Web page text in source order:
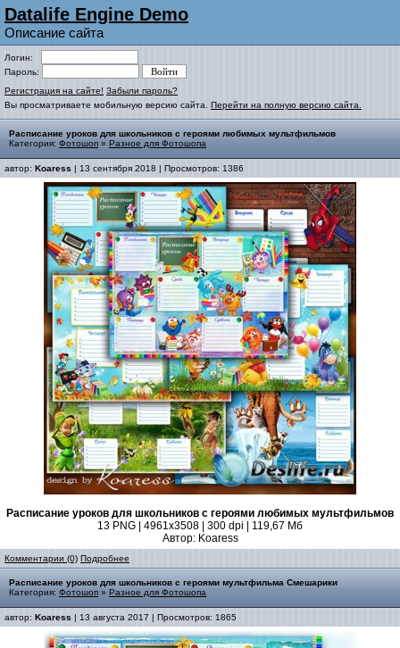
Datalife Engine Demo
Описание сайта
Логин:
Пароль:
Регистрация на сайте! Забыли пароль?
Вы просматриваете мобильную версию сайта. Перейти на полную версию сайта.
Расписание уроков для школьников с героями любимых мультфильмов
Категория: Фотошоп » Разное для Фотошопа
автор: Koaress | 13 сентября 2018 | Просмотров: 1386
Расписание уроков для школьников с героями любимых мультфильмов
13 PNG | 4961x3508 | 300 dpi | 119,67 Мб
Автор: Koaress
Комментарии (0) Подробнее
Расписание уроков для школьников с героями мультфильма Смешарики
Категория: Фотошоп » Разное для Фотошопа
автор: Koaress | 13 августа 2017 | Просмотров: 1865